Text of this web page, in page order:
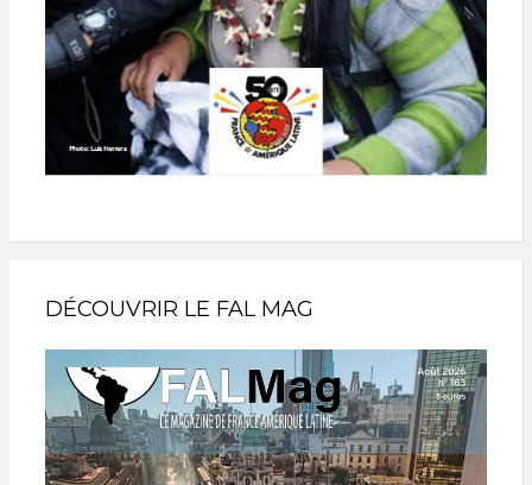
DÉCOUVRIR LE FAL MAG